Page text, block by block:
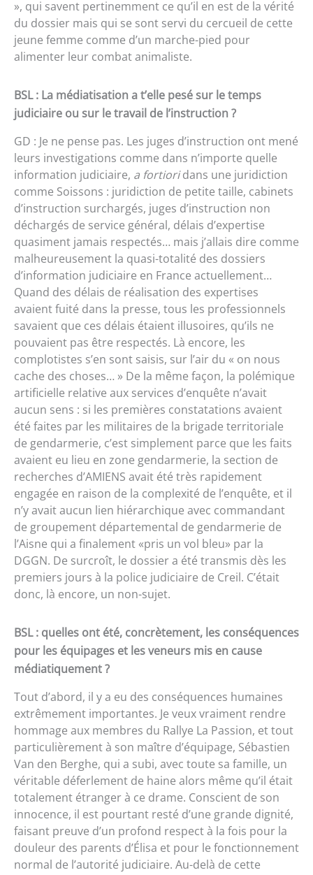
», qui savent pertinemment ce qu’il en est de la vérité
du dossier mais qui se sont servi du cercueil de cette
jeune femme comme d’un marche-pied pour
alimenter leur combat animaliste.
BSL : La médiatisation a t’elle pesé sur le temps
judiciaire ou sur le travail de l’instruction ?
GD : Je ne pense pas. Les juges d’instruction ont mené
leurs investigations comme dans n’importe quelle
information judiciaire, a fortioridans une juridiction
comme Soissons : juridiction de petite taille, cabinets
d’instruction surchargés, juges d’instruction non
déchargés de service général, délais d’expertise
quasiment jamais respectés… mais j’allais dire comme
malheureusement la quasi-totalité des dossiers
d’information judiciaire en France actuellement…
Quand des délais de réalisation des expertises
avaient fuité dans la presse, tous les professionnels
savaient que ces délais étaient illusoires, qu’ils ne
pouvaient pas être respectés. Là encore, les
complotistes s’en sont saisis, sur l’air du « on nous
cache des choses… » De la même façon, la polémique
artificielle relative aux services d’enquête n’avait
aucun sens : si les premières constatations avaient
été faites par les militaires de la brigade territoriale
de gendarmerie, c’est simplement parce que les faits
avaient eu lieu en zone gendarmerie, la section de
recherches d’AMIENS avait été très rapidement
engagée en raison de la complexité de l’enquête, et il
n’y avait aucun lien hiérarchique avec commandant
de groupement départemental de gendarmerie de
l’Aisne qui a finalement «pris un vol bleu» par la
DGGN. De surcroît, le dossier a été transmis dès les
premiers jours à la police judiciaire de Creil. C’était
donc, là encore, un non-sujet.
BSL : quelles ont été, concrètement, les conséquences
pour les équipages et les veneurs mis en cause
médiatiquement ?
Tout d’abord, il y a eu des conséquences humaines
extrêmement importantes. Je veux vraiment rendre
hommage aux membres du Rallye La Passion, et tout
particulièrement à son maître d’équipage, Sébastien
Van den Berghe, qui a subi, avec toute sa famille, un
véritable déferlement de haine alors même qu’il était
totalement étranger à ce drame. Conscient de son
innocence, il est pourtant resté d’une grande dignité,
faisant preuve d’un profond respect à la fois pour la
douleur des parents d’Élisa et pour le fonctionnement
normal de l’autorité judiciaire. Au-delà de cette